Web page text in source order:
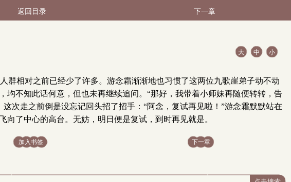
返回目录 下一章
大 中 小
相对之前已经少了许多。游念霜渐渐地也习惯了这两位九歌崖弟子动不动
不知此话何意，但也未再继续追问。“那好，我带着小师妹再随便转转，告
次走之前倒是没忘记回头招了招手：“阿念，复试再见啦！”游念霜默默站在
了中心的高台。无妨，明日便是复试，到时再见就是。
加入书签 下一章